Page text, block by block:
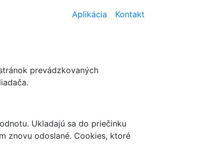
Aplikácia Kontakt
prevádzkovaných
Ukladajú sa do priečinku
znovu odoslané. Cookies, ktoré